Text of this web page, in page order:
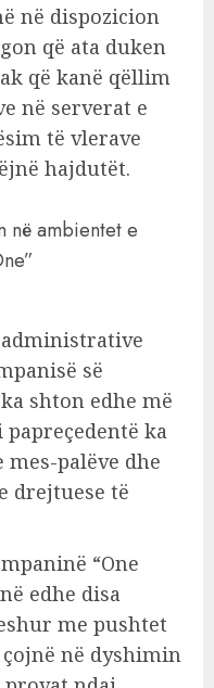
në dispozicion
që ata duken
që kanë qëllim
në serverat e
të vlerave
hajdutët.
në ambientet e
administrative
së
shton edhe më
ka
palëve dhe
drejtuese të
“One
edhe disa
me pushtet
në dyshimin